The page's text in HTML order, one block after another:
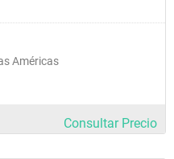
Américas
Consultar Precio